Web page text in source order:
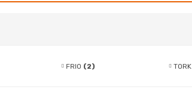
FRIO (2) TORK